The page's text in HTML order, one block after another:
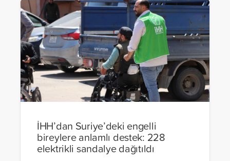
İHH’dan Suriye’deki engelli
bireylere anlamlı destek: 228
elektrikli sandalye dağıtıldı